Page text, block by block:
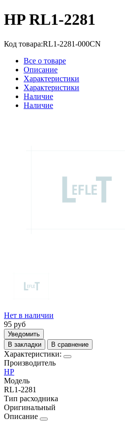
HP RL1-2281
Код товара:RL1-2281-000CN
Все о товаре
Описание
Характеристики
Характеристики
Наличие
Наличие
Нет в наличии
95 руб
Уведомить
В закладки
В сравнение
Характеристики:
Производитель
HP
Модель
RL1-2281
Тип расходника
Оригинальный
Описание